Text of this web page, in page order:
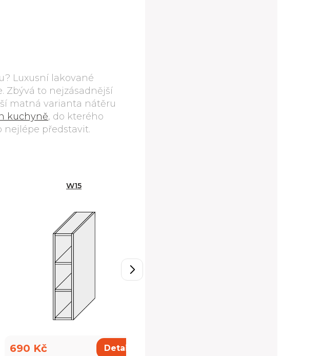
Luxusní lakované
Zbývá to nejzásadnější
matná varianta nátěru
kuchyně, do kterého
nejlépe představit.
W15
690 Kč Detail